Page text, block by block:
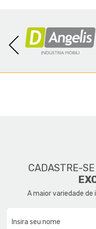
CADASTRE-
A maior variedade